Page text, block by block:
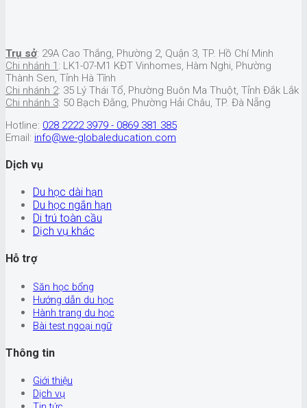
Trụ sở: 29A Cao Thắng, Phường 2, Quận 3, TP. Hồ Chí Minh
Chi nhánh 1 : LK1-07-M1 KĐT Vinhomes, Hàm Nghi, Phường
Thành Sen, Tỉnh Hà Tĩnh
Chi nhánh 2: 35 Lý Thái Tổ, Phường Buôn Ma Thuột, Tỉnh Đắk Lắk
Chi nhánh 3: 50 Bạch Đằng, Phường Hải Châu, TP. Đà Nẵng
Hotline: 028 2222 3979 - 0869 381 385
Email: info@we-globaleducation.com
Dịch vụ
Du học dài hạn
Du học ngắn hạn
Di trú toàn cầu
Dịch vụ khác
Hỗ trợ
Săn học bổng
Hướng dẫn du học
Hành trang du học
Bài test ngoại ngữ
Thông tin
Giới thiệu
Dịch vụ